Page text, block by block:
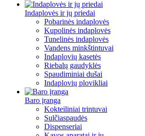
Indaplovės ir jų priedai
Pobarinės indaplovės
Kupolinės indaplovės
Tunelinės indaplovės
Vandens minkštintuvai
Indaplovių kasetės
Riebalų gaudyklės
Spaudiminiai dušai
Indaplovių plovikliai
Baro įranga
Kokteiliniai trintuvai
Sulčiaspaudės
Dispenseriai